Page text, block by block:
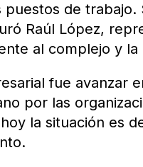
de trabajo.
Raúl López,
al complejo y la
fue avanzar
por las
la situación es